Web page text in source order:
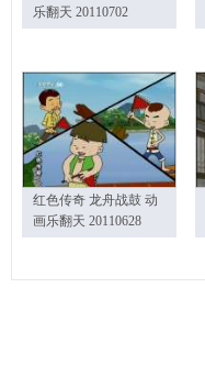
乐翻天 20110702
红色传奇 龙舟战鼓 动
画乐翻天 20110628